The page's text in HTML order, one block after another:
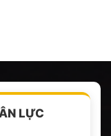
LỰC